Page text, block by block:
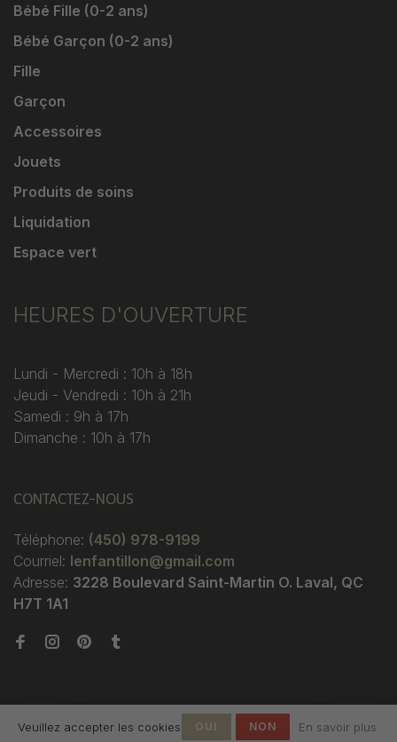
Bébé Fille (0-2 ans)
Bébé Garçon (0-2 ans)
Fille
Garçon
Accessoires
Jouets
Produits de soins
Liquidation
Espace vert
HEURES D'OUVERTURE
Lundi - Mercredi : 10h à 18h
Jeudi - Vendredi : 10h à 21h
Samedi : 9h à 17h
Dimanche : 10h à 17h
CONTACTEZ-NOUS
Téléphone: (450) 978-9199
Courriel: lenfantillon@gmail.com
Adresse: 3228 Boulevard Saint-Martin O. Laval, QC
H7T 1A1
Veuillez accepter les cookies OUI NON En savoir plus